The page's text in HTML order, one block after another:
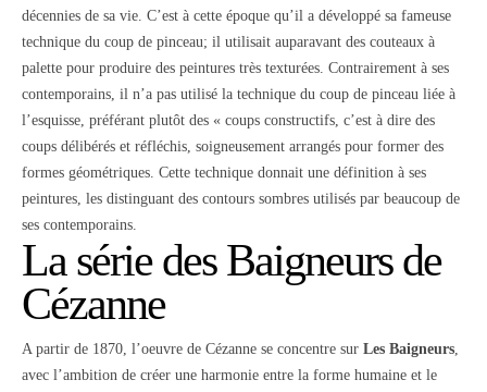
décennies de sa vie. C’est à cette époque qu’il a développé sa fameuse
technique du coup de pinceau; il utilisait auparavant des couteaux à
palette pour produire des peintures très texturées. Contrairement à ses
contemporains, il n’a pas utilisé la technique du coup de pinceau liée à
l’esquisse, préférant plutôt des « coups constructifs, c’est à dire des
coups délibérés et réfléchis, soigneusement arrangés pour former des
formes géométriques. Cette technique donnait une définition à ses
peintures, les distinguant des contours sombres utilisés par beaucoup de
ses contemporains.
La série des Baigneurs de
Cézanne
A partir de 1870, l’oeuvre de Cézanne se concentre sur Les Baigneurs,
avec l’ambition de créer une harmonie entre la forme humaine et le